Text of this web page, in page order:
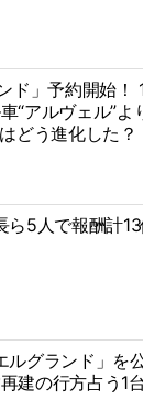
ド」予約開始！
“アルヴェル”よ
どう進化した？
ら5人で報酬計
ルグランド」を
建の行方占う1台